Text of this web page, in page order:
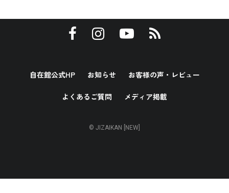
自在館公式HP お知らせ お客様の声・レビュー
よくあるご質問 メディア掲載
© JIZAIKAN [NEW]